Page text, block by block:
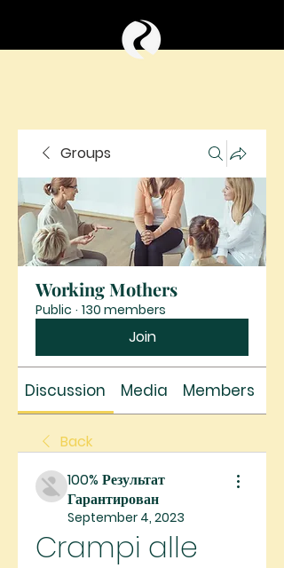
Groups
Working Mothers
Public · 130 members
Join
Discussion Media Members
Back
100% Результат
Гарантирован
September 4, 2023
Crampi alle